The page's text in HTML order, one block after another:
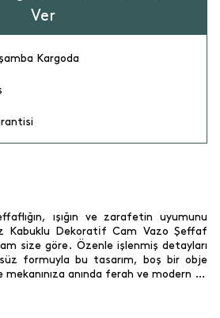
Ver
Kargoda
ışığın ve zarafetin uyumunu
Kabuklu Dekorati̇f Cam Vazo Şeffaf
size göre. Özenle işlenmiş detayları
formuyla bu tasarım, boş bir obje
mekanınıza anında ferah ve modern bir
ayna önlerinde, yemek masanızın